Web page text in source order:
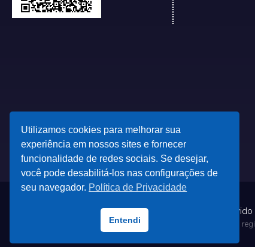
© 2023 -
Todas as marcas
Utilizamos cookies para melhorar sua
experiência em nossos sites e fornecer
funcionalidade de redes sociais. Se desejar,
você pode desabilitá-los nas configurações de
seu navegador. Política de Privacidade
Entendi